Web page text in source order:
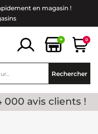
en magasin !
+ 0
Rechercher
000 avis clients !